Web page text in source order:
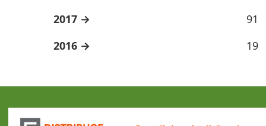
2017
91
2016
19